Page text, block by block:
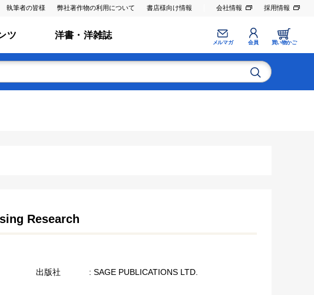
執筆者の皆様 弊社著作物の利用について 書店様向け情報 会社情報 採用情報
ツ 洋書・洋雑誌
メルマガ 会員 買い物かご
Research
出版社 : SAGE PUBLICATIONS LTD.